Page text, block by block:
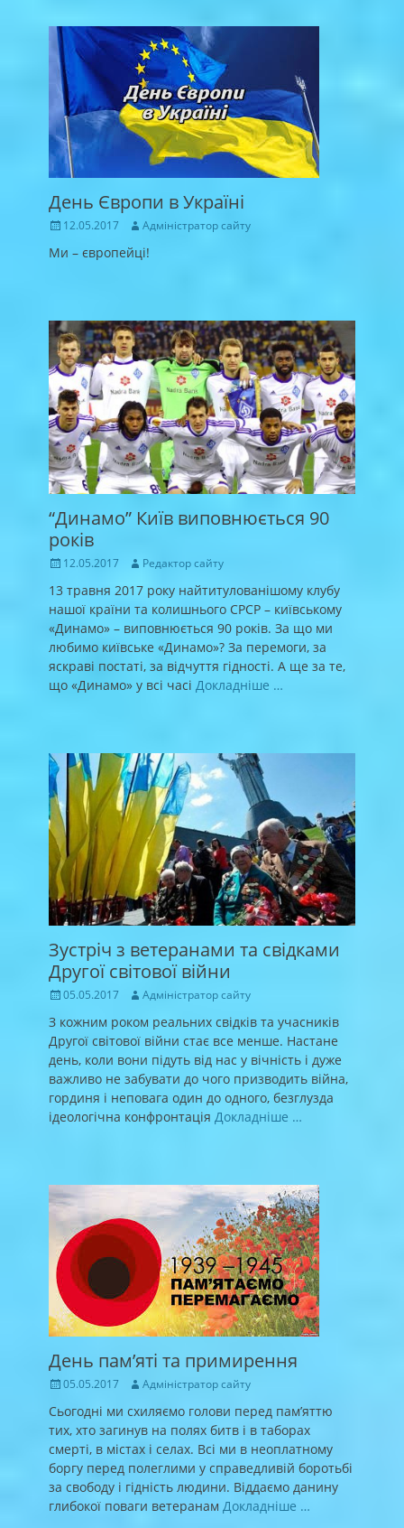
День Європи в Україні
Posted
12.05.2017 Author
Адміністратор сайту
Ми – європейці!
“Динамо” Київ виповнюється 90
років
Posted
12.05.2017 Author
Редактор сайту
13 травня 2017 року найтитулованішому клубу
нашої країни та колишнього СРСР – київському
«Динамо» – виповнюється 90 років. За що ми
любимо київське «Динамо»? За перемоги, за
яскраві постаті, за відчуття гідності. А ще за те,
що «Динамо» у всі часі Докладніше …
Зустріч з ветеранами та свідками
Другої світової війни
Posted
05.05.2017 Author
Адміністратор сайту
З кожним роком реальних свідків та учасників
Другої світової війни стає все менше. Настане
день, коли вони підуть від нас у вічність і дуже
важливо не забувати до чого призводить війна,
гординя і неповага один до одного, безглузда
ідеологічна конфронтація Докладніше …
День пам’яті та примирення
Posted
05.05.2017 Author
Адміністратор сайту
Сьогодні ми схиляємо голови перед пам’яттю
тих, хто загинув на полях битв і в таборах
смерті, в містах і селах. Всі ми в неоплатному
боргу перед полеглими у справедливій боротьбі
за свободу і гідність людини. Віддаємо данину
глибокої поваги ветеранам Докладніше …